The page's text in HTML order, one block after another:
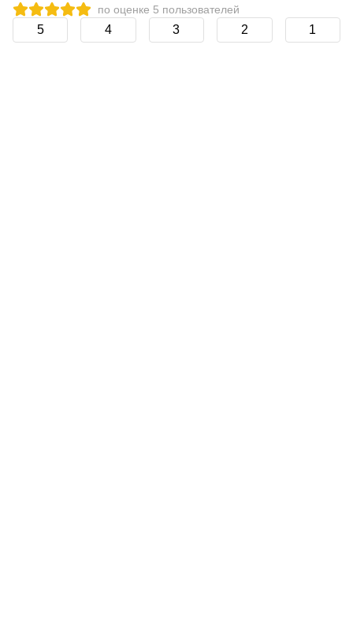
по оценке 5 пользователей
5 4 3 2 1